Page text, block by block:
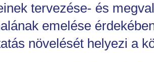
tervezése- és
emelése
növelését helyezi a